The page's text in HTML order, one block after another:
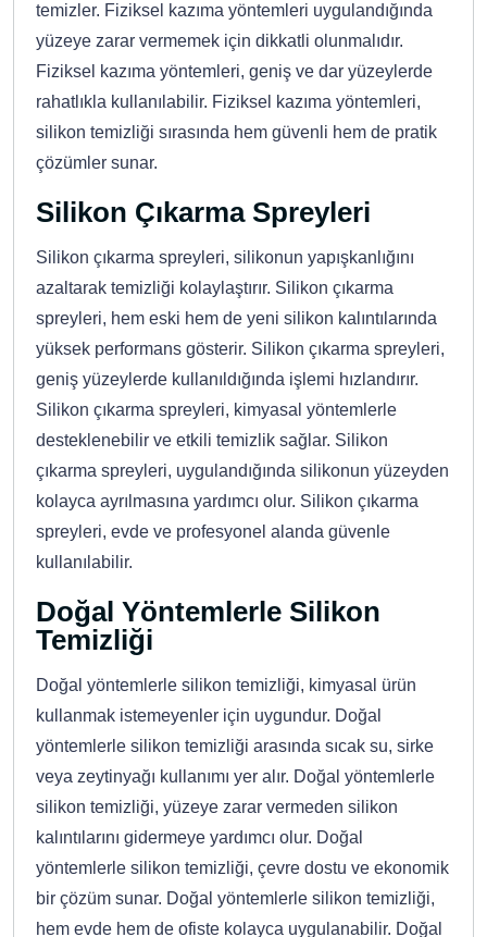
temizler. Fiziksel kazıma yöntemleri uygulandığında
yüzeye zarar vermemek için dikkatli olunmalıdır.
Fiziksel kazıma yöntemleri, geniş ve dar yüzeylerde
rahatlıkla kullanılabilir. Fiziksel kazıma yöntemleri,
silikon temizliği sırasında hem güvenli hem de pratik
çözümler sunar.
Silikon Çıkarma Spreyleri
Silikon çıkarma spreyleri, silikonun yapışkanlığını
azaltarak temizliği kolaylaştırır. Silikon çıkarma
spreyleri, hem eski hem de yeni silikon kalıntılarında
yüksek performans gösterir. Silikon çıkarma spreyleri,
geniş yüzeylerde kullanıldığında işlemi hızlandırır.
Silikon çıkarma spreyleri, kimyasal yöntemlerle
desteklenebilir ve etkili temizlik sağlar. Silikon
çıkarma spreyleri, uygulandığında silikonun yüzeyden
kolayca ayrılmasına yardımcı olur. Silikon çıkarma
spreyleri, evde ve profesyonel alanda güvenle
kullanılabilir.
Doğal Yöntemlerle Silikon
Temizliği
Doğal yöntemlerle silikon temizliği, kimyasal ürün
kullanmak istemeyenler için uygundur. Doğal
yöntemlerle silikon temizliği arasında sıcak su, sirke
veya zeytinyağı kullanımı yer alır. Doğal yöntemlerle
silikon temizliği, yüzeye zarar vermeden silikon
kalıntılarını gidermeye yardımcı olur. Doğal
yöntemlerle silikon temizliği, çevre dostu ve ekonomik
bir çözüm sunar. Doğal yöntemlerle silikon temizliği,
hem evde hem de ofiste kolayca uygulanabilir. Doğal